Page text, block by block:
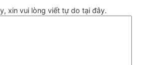
xin vui lòng viết tự do tại đây.